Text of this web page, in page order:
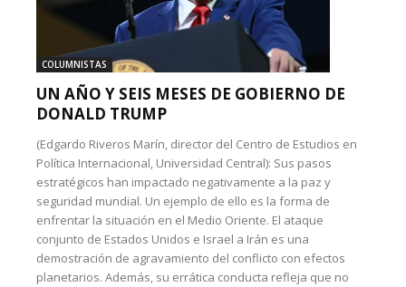
COLUMNISTAS
UN AÑO Y SEIS MESES DE GOBIERNO DE
DONALD TRUMP
(Edgardo Riveros Marín, director del Centro de Estudios en
Política Internacional, Universidad Central): Sus pasos
estratégicos han impactado negativamente a la paz y
seguridad mundial. Un ejemplo de ello es la forma de
enfrentar la situación en el Medio Oriente. El ataque
conjunto de Estados Unidos e Israel a Irán es una
demostración de agravamiento del conflicto con efectos
planetarios. Además, su errática conducta refleja que no